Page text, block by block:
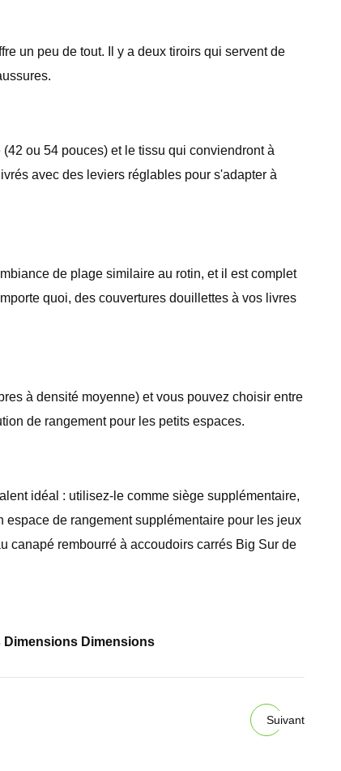
un peu de tout. Il y a deux tiroirs qui servent de
ou 54 pouces) et le tissu qui conviendront à
avec des leviers réglables pour s'adapter à
de plage similaire au rotin, et il est complet
quoi, des couvertures douillettes à vos livres
à densité moyenne) et vous pouvez choisir entre
de rangement pour les petits espaces.
idéal : utilisez-le comme siège supplémentaire,
de rangement supplémentaire pour les jeux
canapé rembourré à accoudoirs carrés Big Sur de
Dimensions Dimensions
Suivant